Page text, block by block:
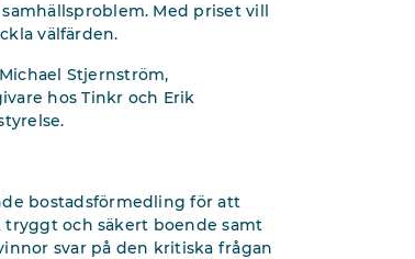
Med priset vill
välfärden.
Stjernström,
hos Tinkr och Erik
bostadsförmedling för att
och säkert boende samt
svar på den kritiska frågan